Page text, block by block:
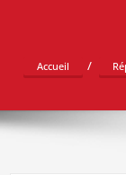
Accueil